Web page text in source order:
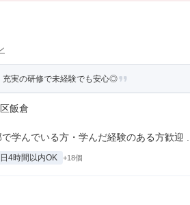
充実の研修で未経験でも安心◎
飯倉
学んでいる方・学んだ経験のある方歓迎 ...
4時間以内OK +18個